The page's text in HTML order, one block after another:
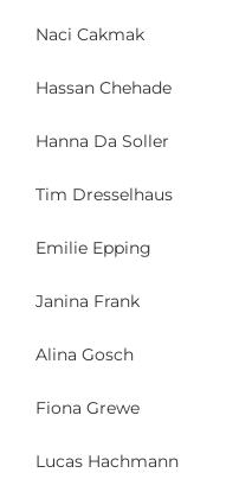
Naci Cakmak
Hassan Chehade
Hanna Da Soller
Tim Dresselhaus
Emilie Epping
Janina Frank
Alina Gosch
Fiona Grewe
Lucas Hachmann